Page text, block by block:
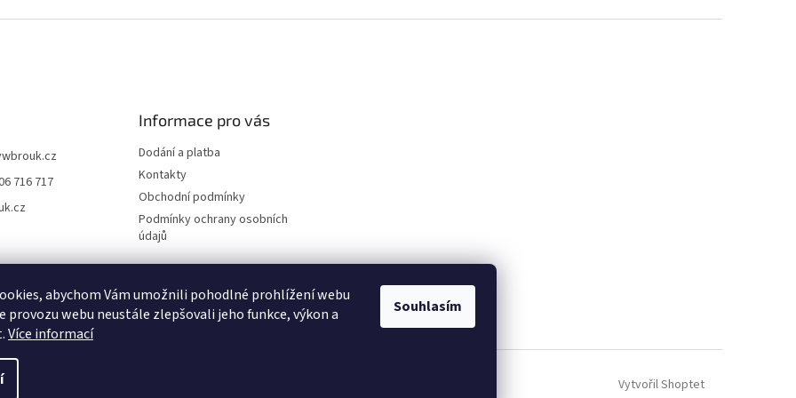
abychom Vám umožnili pohodlné prohlížení webu
provozu webu neustále zlepšovali jeho funkce, výkon a
Více informací
Souhlasím
716 717
Informace pro vás
Dodání a platba
Kontakty
Obchodní podmínky
Podmínky ochrany osobních
údajů
Vytvořil Shoptet